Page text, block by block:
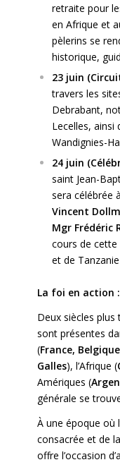
retraite pour
en Afrique et
pèlerins se
historique,
23 juin
travers les
Debrabant,
Lecelles, ainsi
Wandignies-
24 juin
saint Jean-
sera célébrée
Vincent
Mgr Frédéric
cours de
et de
La foi en action
Deux siècles
sont présentes
(France,
Galles), l’Afrique (
Amériques (
générale se
À une époque où
consacrée et de
offre l’occasion